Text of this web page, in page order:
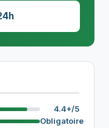
4.4+/5
Obligatoire